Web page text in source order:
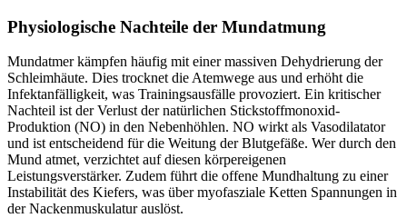
Physiologische Nachteile der Mundatmung
Mundatmer kämpfen häufig mit einer massiven Dehydrierung der
Schleimhäute. Dies trocknet die Atemwege aus und erhöht die
Infektanfälligkeit, was Trainingsausfälle provoziert. Ein kritischer
Nachteil ist der Verlust der natürlichen Stickstoffmonoxid-
Produktion (NO) in den Nebenhöhlen. NO wirkt als Vasodilatator
und ist entscheidend für die Weitung der Blutgefäße. Wer durch den
Mund atmet, verzichtet auf diesen körpereigenen
Leistungsverstärker. Zudem führt die offene Mundhaltung zu einer
Instabilität des Kiefers, was über myofasziale Ketten Spannungen in
der Nackenmuskulatur auslöst.